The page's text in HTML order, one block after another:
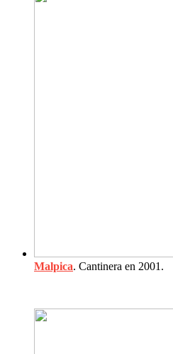
Malpica. Cantinera en 2001.